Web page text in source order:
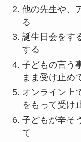
他の先生や、
る
誕生日会をす
する
子どもの言う
まま受け止め
オンライン上
をもって受け
子どもが辛そ
て